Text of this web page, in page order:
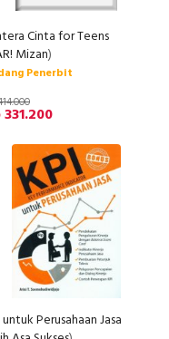
Cinta for Teens
Mizan)
Penerbit
331.200
Perusahaan Jasa